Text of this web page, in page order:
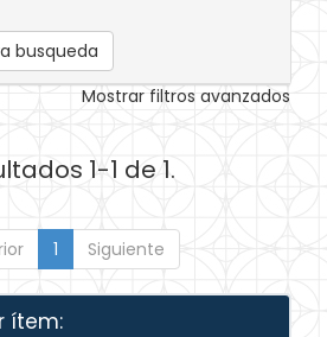
busqueda
Mostrar filtros avanzados
1-1 de 1.
1 Siguiente
ítem: